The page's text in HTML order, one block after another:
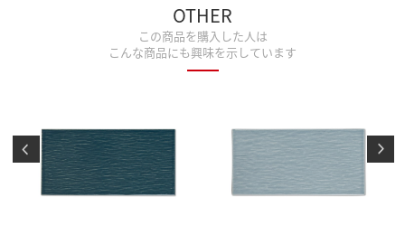
OTHER
この商品を購入した人は
こんな商品にも興味を示しています